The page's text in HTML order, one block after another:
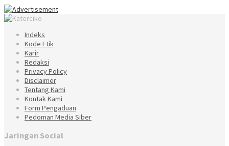
Indeks
Kode Etik
Karir
Redaksi
Privacy Policy
Disclaimer
Tentang Kami
Kontak Kami
Form Pengaduan
Pedoman Media Siber
Jaringan Social